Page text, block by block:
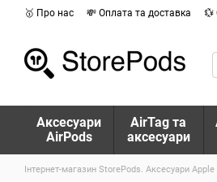
Перейти до основного контенту
🥇 Про нас 💸 Оплата та доставка 💱
Аксесуари
AirPods
AirTag та
аксесуари
Інтернет-магазин StorePods. Аксесуари